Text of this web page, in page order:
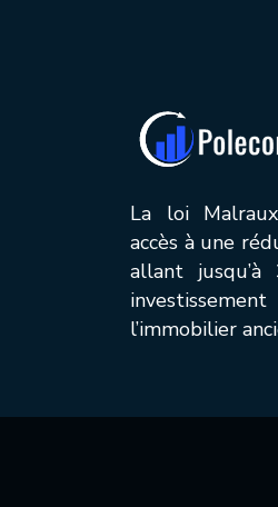
La loi
accès à une
allant
l’immobilier